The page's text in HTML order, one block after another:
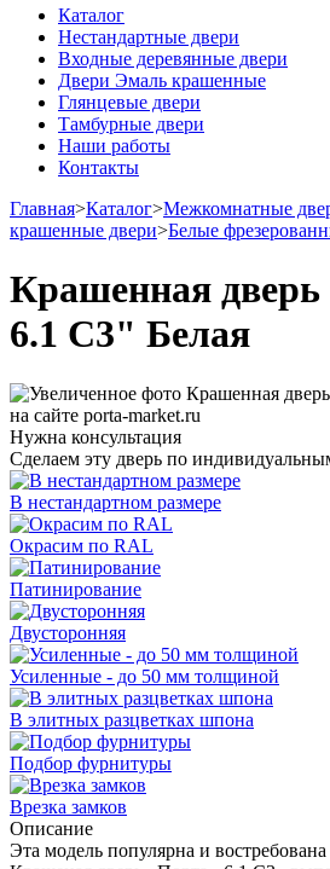
Каталог
Нестандартные двери
Входные деревянные двери
Двери Эмаль крашенные
Глянцевые двери
Тамбурные двери
Наши работы
Контакты
Главная>Каталог>Межкомнатные
крашенные двери>Белые
Крашенная
6.1 С3" Белая
Нужна консультация
Сделаем эту дверь по
В нестандартном размере
Окрасим по RAL
Патинирование
Двусторонняя
Усиленные - до 50 мм толщиной
В элитных разцветках шпона
Подбор фурнитуры
Врезка замков
Описание
Эта модель популярна и